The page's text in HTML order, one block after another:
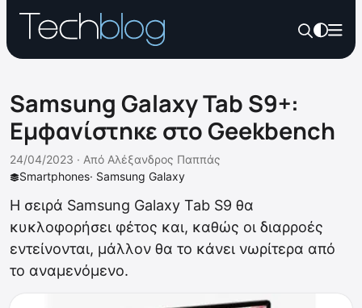
Samsung Galaxy Tab S9+:
Εμφανίστηκε στο Geekbench
Smartphones· Samsung Galaxy
24/04/2023 · Από Αλέξανδρος Παππάς
Η σειρά Samsung Galaxy Tab S9 θα
κυκλοφορήσει φέτος και, καθώς οι διαρροές
εντείνονται, μάλλον θα το κάνει νωρίτερα από
το αναμενόμενο.